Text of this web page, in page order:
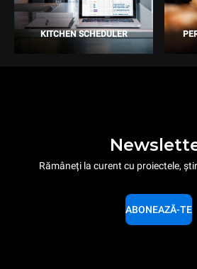
KITCHEN SCHEDULER
Rămâneți la curent cu proiectele,
ABONEAZĂ-TE